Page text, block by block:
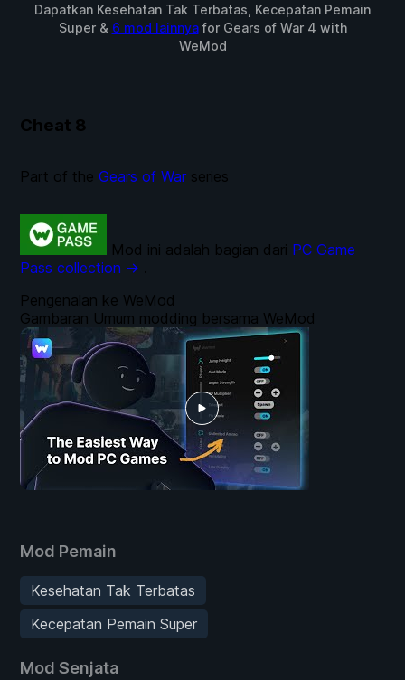
Dapatkan Kesehatan Tak Terbatas, Kecepatan Pemain
Super & 6 mod lainnyafor Gears of War 4 with
WeMod
Cheat 8
Mod Pemain
Kesehatan Tak Terbatas
Kecepatan Pemain Super
Mod Senjata
Pengenalan ke WeMod
Gambaran Umum modding bersama WeMod
Mod ini adalah bagian dari PC Game
Pass collection → .
Part of the Gears of War series